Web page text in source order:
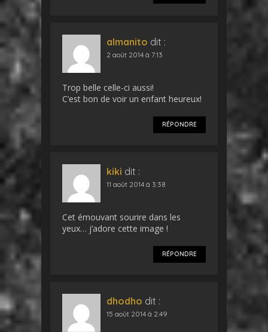
almanito dit :
2 août 2014 à 7:13
Trop belle celle-ci aussi!
C’est bon de voir un enfant heureux!
RÉPONDRE
kiki dit :
11 août 2014 à 3:38
Cet émouvant sourire dans les
yeux… j’adore cette image !
RÉPONDRE
dhodho dit :
15 août 2014 à 2:49